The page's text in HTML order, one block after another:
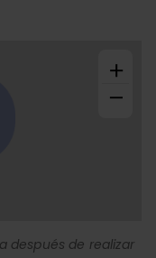
+
−
después de realizar